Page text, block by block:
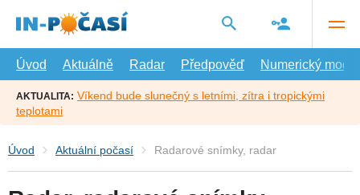
hlavní
Úvod
Aktuálně Radar Předpověď Numerický model
AKTUALITA: Víkend bude slunečný s letními, zítra i tropickými
teplotami
Úvod Aktuální počasí Radarové snímky, radar